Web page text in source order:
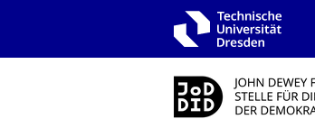
Zur Hauptnavigation springen